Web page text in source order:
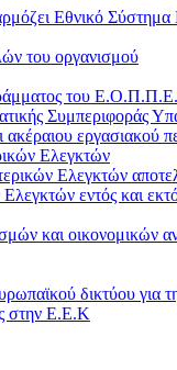
Eθνικό Σύστημα
του οργανισμού
του
Συμπεριφοράς
εργασιακού
Ελεγκτών
Ελεγκτών
εντός και
και οικονομικών
δικτύου για
στην Ε.Ε.Κ